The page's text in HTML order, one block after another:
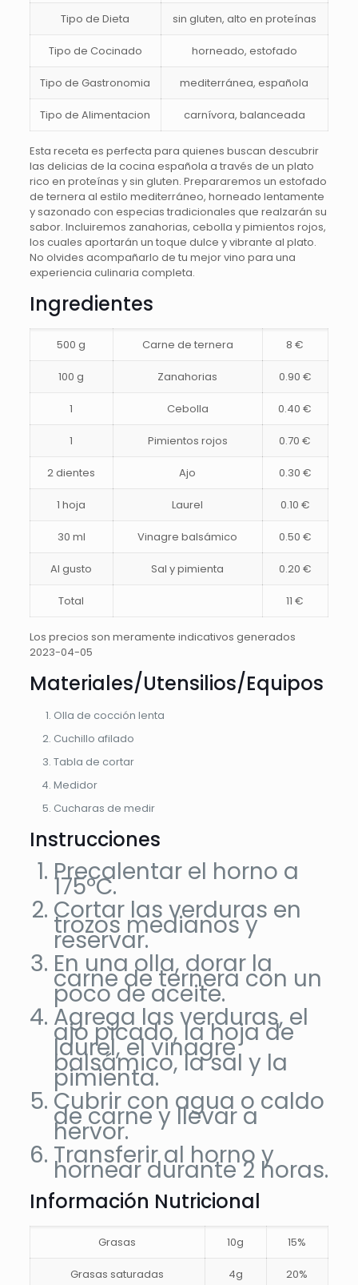
Tipo de Dieta sin gluten, alto en proteínas
Tipo de Cocinado horneado, estofado
Tipo de Gastronomia mediterránea, española
Tipo de Alimentacion carnívora, balanceada
Esta receta es perfecta para quienes buscan descubrir
las delicias de la cocina española a través de un plato
rico en proteínas y sin gluten. Prepararemos un estofado
de ternera al estilo mediterráneo, horneado lentamente
y sazonado con especias tradicionales que realzarán su
sabor. Incluiremos zanahorias, cebolla y pimientos rojos,
los cuales aportarán un toque dulce y vibrante al plato.
No olvides acompañarlo de tu mejor vino para una
experiencia culinaria completa.
Ingredientes
500 g Carne de ternera 8 €
100 g Zanahorias 0.90 €
1 Cebolla 0.40 €
1 Pimientos rojos 0.70 €
2 dientes Ajo 0.30 €
1 hoja Laurel 0.10 €
30 ml Vinagre balsámico 0.50 €
Al gusto Sal y pimienta 0.20 €
Total 11 €
Los precios son meramente indicativos generados
2023-04-05
Materiales/Utensilios/Equipos
Olla de cocción lenta
Cuchillo afilado
Tabla de cortar
Medidor
Cucharas de medir
Instrucciones
Precalentar el horno a
175ºC.
Cortar las verduras en
trozos medianos y
reservar.
En una olla, dorar la
carne de ternera con un
poco de aceite.
Agrega las verduras, el
ajo picado, la hoja de
laurel, el vinagre
balsámico, la sal y la
pimienta.
Cubrir con agua o caldo
de carne y llevar a
hervor.
Transferir al horno y
hornear durante 2 horas.
Información Nutricional
Grasas 10g 15%
Grasas saturadas 4g 20%